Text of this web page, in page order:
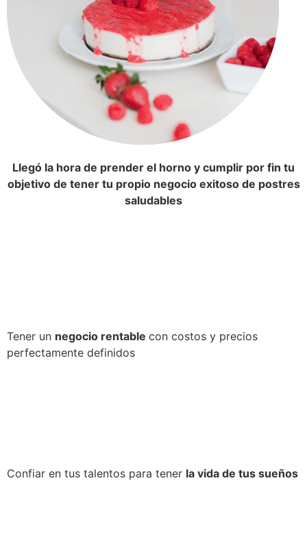
Llegó la hora de prender el horno y cumplir por fin tu
objetivo de tener tu propio negocio exitoso de postres
saludables
Tener un negocio rentable con costos y precios
perfectamente definidos
Confiar en tus talentos para tener la vida de tus sueños